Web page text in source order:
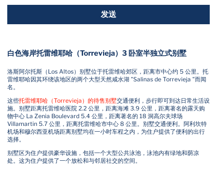
发送
白色海岸托雷维耶哈（Torrevieja）3 卧室半独立式别墅
洛斯阿尔托斯（Los Altos）别墅位于托雷维哈郊区，距离市中心约 5 公里。托
雷维耶哈因其环绕该地区的两个大型天然咸水湖 "Salinas de Torrevieja "而闻
名。
这些托雷维耶哈（Torrevieja）的待售别墅交通便利，步行即可到达日常生活设
施。别墅距离托雷维哈医院 2.2 公里，距离海滩 3.9 公里，距离著名的露天购
物中心 La Zenia Boulevard 5.4 公里，距离著名的 18 洞高尔夫球场
Villamartin 5.7 公里，距离托雷维哈市中心 8 公里。别墅交通便利。阿利坎特
机场和穆尔西亚机场距离别墅均在一小时车程之内，为住户提供了便利的出行
选择。
别墅区为住户提供豪华设施，包括一个大型公共泳池，泳池内有绿地和荫凉
处。这为住户提供了一个放松和与邻居社交的空间。